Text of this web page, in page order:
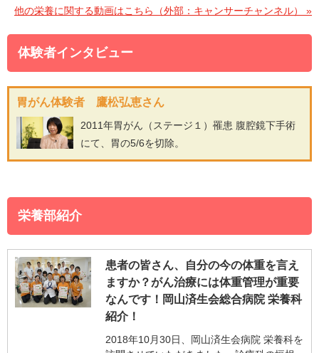
他の栄養に関する動画はこちら（外部：キャンサーチャンネル） »
体験者インタビュー
胃がん体験者 鷹松弘恵さん
2011年胃がん（ステージ１）罹患 腹腔鏡下手術
にて、胃の5/6を切除。
栄養部紹介
患者の皆さん、自分の今の体重を言え
ますか？がん治療には体重管理が重要
なんです！岡山済生会総合病院 栄養科
紹介！
2018年10月30日、岡山済生会病院 栄養科を